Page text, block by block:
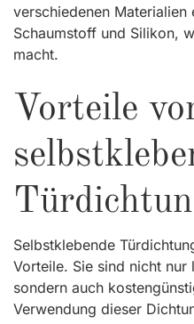
verschiedenen
Schaumstoff und Silikon,
macht.
Vorteile
Selbstklebende
Vorteile. Sie sind nicht nur
sondern auch
Verwendung dieser